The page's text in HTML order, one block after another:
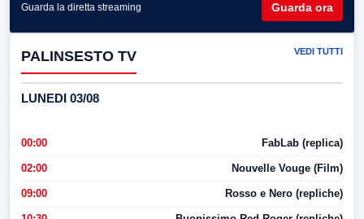
Guarda la diretta streaming Guarda ora
PALINSESTO TV VEDI TUTTI
LUNEDI 03/08
00:00 FabLab (replica)
02:00 Nouvelle Vouge (Film)
09:00 Rosso e Nero (repliche)